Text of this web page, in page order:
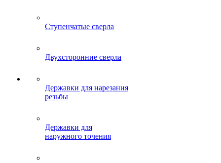
Ступенчатые сверла
Двухсторонние сверла
Державки для нарезания
резьбы
Державки для
наружного точения